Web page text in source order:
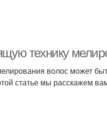
технику
волос может
статье мы расскажем